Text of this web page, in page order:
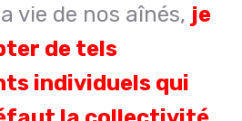
vie de nos aînés, je
de tels
individuels qui